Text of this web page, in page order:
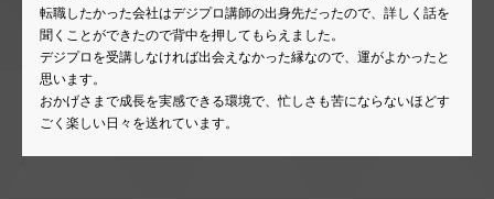
転職したかった会社はデジプロ講師の出身先だったので、詳しく話を
聞くことができたので背中を押してもらえました。
デジプロを受講しなければ出会えなかった縁なので、運がよかったと
思います。
おかげさまで成長を実感できる環境で、忙しさも苦にならないほどす
ごく楽しい日々を送れています。